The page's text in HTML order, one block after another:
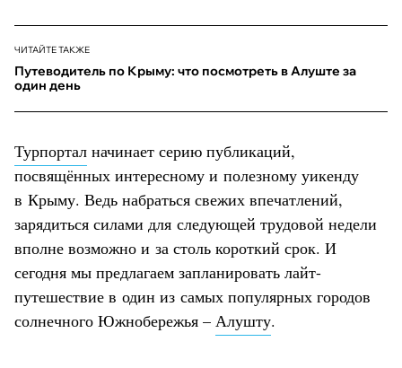
ЧИТАЙТЕ ТАКЖЕ
Путеводитель по Крыму: что посмотреть в Алуште за
один день
Турпортал начинает серию публикаций,
посвящённых интересному и полезному уикенду
в Крыму. Ведь набраться свежих впечатлений,
зарядиться силами для следующей трудовой недели
вполне возможно и за столь короткий срок. И
сегодня мы предлагаем запланировать лайт-
путешествие в один из самых популярных городов
солнечного Южнобережья – Алушту.